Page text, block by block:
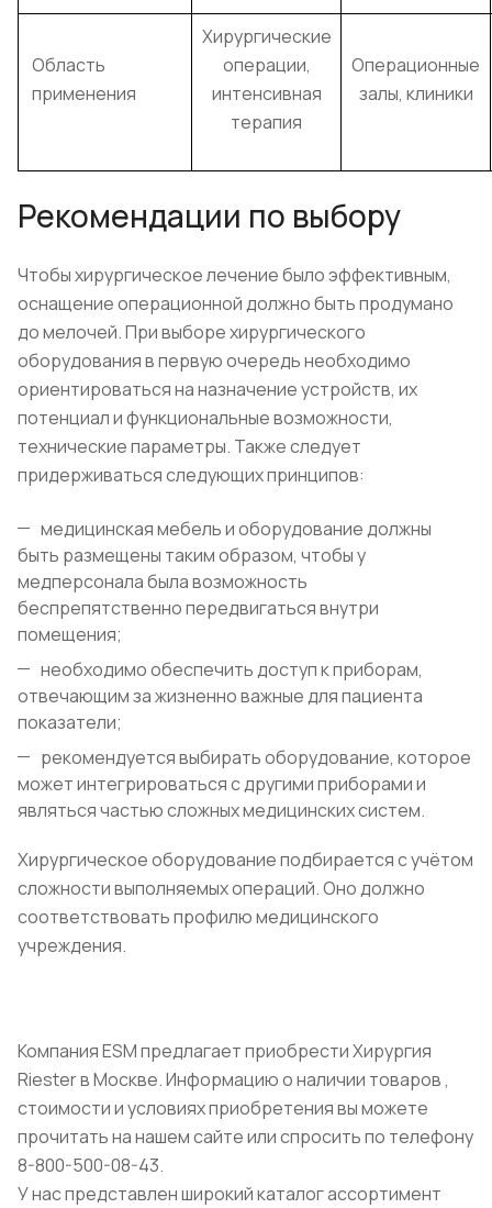
Область
применения
Хирургические
операции,
интенсивная
терапия
Операционные
залы, клиники
Рекомендации по выбору
Чтобы хирургическое лечение было эффективным,
оснащение операционной должно быть продумано
до мелочей. При выборе хирургического
оборудования в первую очередь необходимо
ориентироваться на назначение устройств, их
потенциал и функциональные возможности,
технические параметры. Также следует
придерживаться следующих принципов:
медицинская мебель и оборудование должны
быть размещены таким образом, чтобы у
медперсонала была возможность
беспрепятственно передвигаться внутри
помещения;
необходимо обеспечить доступ к приборам,
отвечающим за жизненно важные для пациента
показатели;
рекомендуется выбирать оборудование, которое
может интегрироваться с другими приборами и
являться частью сложных медицинских систем.
Хирургическое оборудование подбирается с учётом
сложности выполняемых операций. Оно должно
соответствовать профилю медицинского
учреждения.
Компания ESM предлагает приобрести Хирургия
Riester в Москве. Информацию о наличии товаров ,
стоимости и условиях приобретения вы можете
прочитать на нашем сайте или спросить по телефону
8-800-500-08-43.
У нас представлен широкий каталог ассортимент